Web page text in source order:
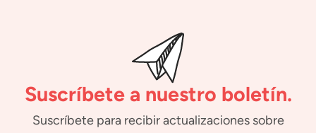
Suscríbete a nuestro boletín.
Suscríbete para recibir actualizaciones sobre